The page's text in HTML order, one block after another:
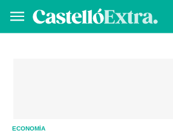
ECONOMÍA